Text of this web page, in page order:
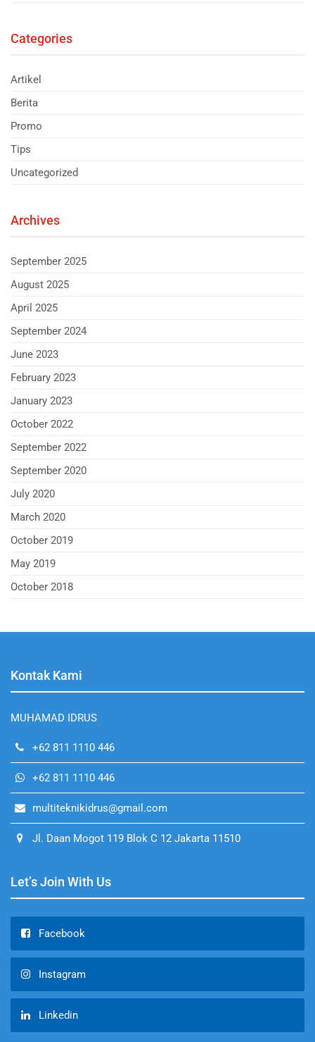
Categories
Artikel
Berita
Promo
Tips
Uncategorized
Archives
September 2025
August 2025
April 2025
September 2024
June 2023
February 2023
January 2023
October 2022
September 2022
September 2020
July 2020
March 2020
October 2019
May 2019
October 2018
Kontak Kami
MUHAMAD IDRUS
+62 811 1110 446
+62 811 1110 446
multiteknikidrus@gmail.com
Jl. Daan Mogot 119 Blok C 12 Jakarta 11510
Let’s Join With Us
Facebook
Instagram
Linkedin